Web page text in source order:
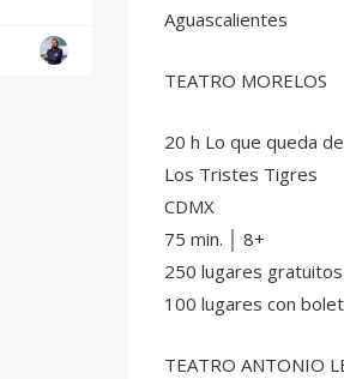
Aguascalientes
TEATRO MORELOS
20 h Lo que queda
Los Tristes Tigres
CDMX
75 min. │ 8+
250 lugares gratuitos
100 lugares con
TEATRO ANTONIO